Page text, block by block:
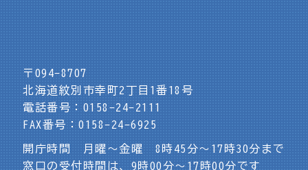
〒094-8707
北海道紋別市幸町2丁目1番18号
電話番号：0158-24-2111
FAX番号：0158-24-6925
開庁時間 月曜～金曜 8時45分～17時30分まで
窓口の受付時間は、9時00分～17時00分です